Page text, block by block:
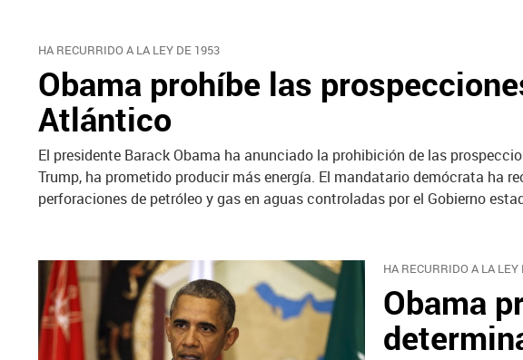
HA RECURRIDO A LA LEY DE 1953
Obama prohíbe las
Atlántico
El presidente Barack Obama ha anunciado la prohibición de las
Trump, ha prometido producir más energía. El mandatario demócrata ha
perforaciones de petróleo y gas en aguas controladas por el Gobierno
HA RECURRIDO A LA LEY
Obama